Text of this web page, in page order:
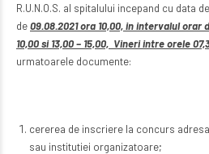
R.U.N.O.S. al spitalului incepand cu data de
de09.08.2021 ora 10,00, in intervalul orar
10,00 si 13,00 – 15,00, Vineri intre orele
urmatoarele documente:
cererea de inscriere la concurs
sau institutiei organizatoare;